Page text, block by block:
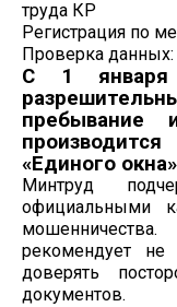
труда КР
Регистрация по
Проверка
С 1 января
пребывание
«Единого
Минтруд
официальными
рекомендует
доверять
документов.